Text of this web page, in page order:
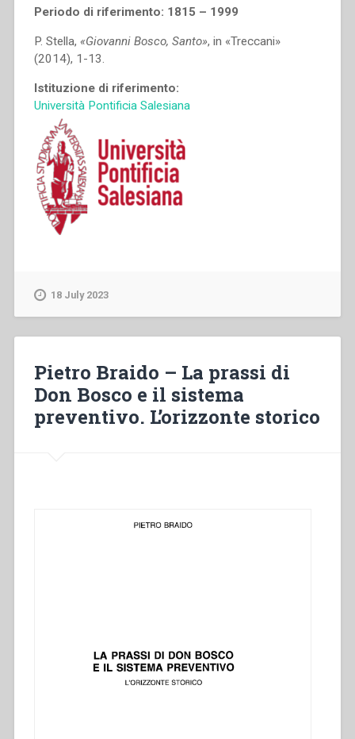
Periodo di riferimento: 1815 – 1999
P. Stella, «Giovanni Bosco, Santo», in «Treccani»
(2014), 1-13.
Istituzione di riferimento:
Università Pontificia Salesiana
18 July 2023
Pietro Braido – La prassi di
Don Bosco e il sistema
preventivo. L’orizzonte storico